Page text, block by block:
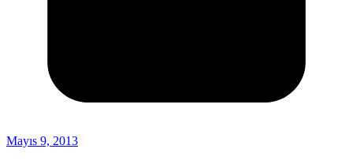
Mayıs 9, 2013